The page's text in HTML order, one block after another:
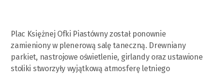
Plac Księżnej Ofki Piastówny został ponownie
zamieniony w plenerową salę taneczną. Drewniany
parkiet, nastrojowe oświetlenie, girlandy oraz ustawione
stoliki stworzyły wyjątkową atmosferę letniego